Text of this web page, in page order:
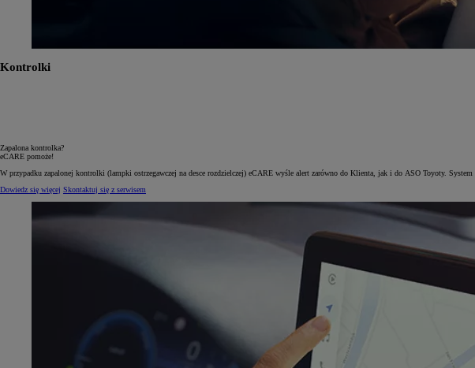
Kontrolki
Zapalona kontrolka?
eCARE pomoże!
W przypadku zapalonej kontrolki (lampki ostrzegawczej na desce rozdzielczej) eCARE wyśle alert zarówno do Klienta, jak i do ASO Toyoty.
Dowiedz się więcej Skontaktuj się z serwisem